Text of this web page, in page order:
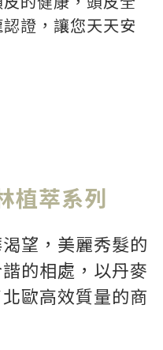
證，讓您天天安
植萃系列
望，美麗秀髮的
的相處，以丹麥
歐高效質量的商